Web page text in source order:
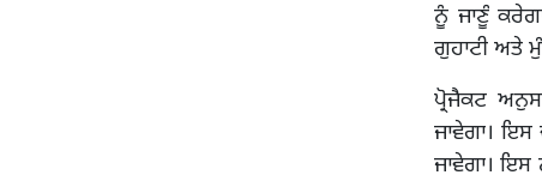
ਨੂੰ ਜਾਣੂੰ
ਗੁਹਾਟੀ ਅਤੇ
ਪ੍ਰੋਜੈਕਟ
ਜਾਵੇਗਾ।
ਜਾਵੇਗਾ।